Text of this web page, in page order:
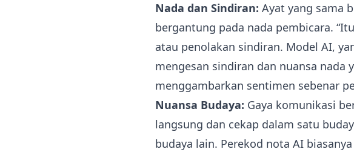
Nada dan Sindiran: Ayat yang sama
bergantung pada nada pembicara.
atau penolakan sindiran. Model AI,
mengesan sindiran dan nuansa nada
menggambarkan sentimen sebenar
Nuansa Budaya: Gaya komunikasi
langsung dan cekap dalam satu
budaya lain. Perekod nota AI